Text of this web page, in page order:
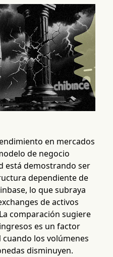
en mercados
de negocio
está demostrando ser
dependiente de
lo que subraya
de activos
comparación sugiere
es un factor
los volúmenes
disminuyen.